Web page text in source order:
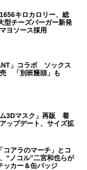
キロカロリー、総
型チーズバーガー新発
ヨソース採用
」コラボ ソックス
売 「別班饅頭」も
3Dマスク」再販 着
ップデート、サイズ拡
コアラのマーチ」とコ
“ノコル”二宮和也らが
カー＆缶バッジ